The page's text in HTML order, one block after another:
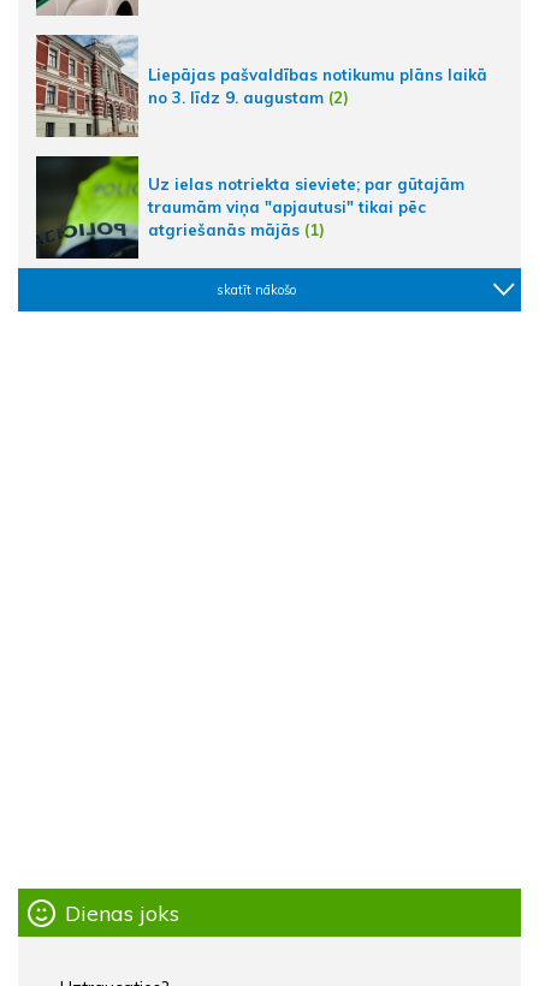
Liepājas pašvaldības notikumu plāns laikā
no 3. līdz 9. augustam (2)
Uz ielas notriekta sieviete; par gūtajām
traumām viņa "apjautusi" tikai pēc
atgriešanās mājās (1)
skatīt nākošo
Dienas joks